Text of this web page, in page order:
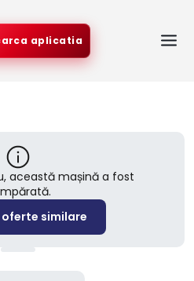
aplicatia
această mașină a fost
similare